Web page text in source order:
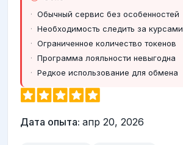
Обычный сервис без особенностей
Необходимость следить за курсами
Ограниченное количество токенов
Программа лояльности невыгодна
Редкое использование для обмена
Дата опыта: апр 20, 2026